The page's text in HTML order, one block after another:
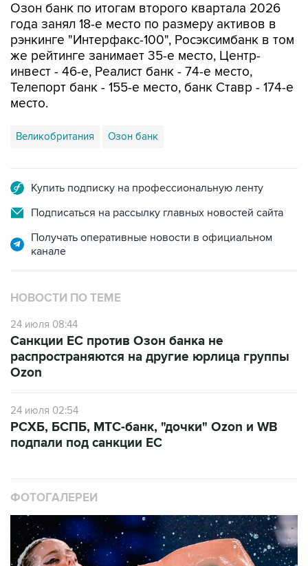
Озон банк по итогам второго квартала 2026
года занял 18-е место по размеру активов в
рэнкинге "Интерфакс-100", Росэксимбанк в том
же рейтинге занимает 35-е место, Центр-
инвест - 46-е, Реалист банк - 74-е место,
Телепорт банк - 155-е место, банк Ставр - 174-е
место.
Великобритания Озон банк
Купить подписку на профессиональную ленту
Подписаться на рассылку главных новостей сайта
Получать оперативные новости в официальном
канале
НОВОСТИ ПО ТЕМЕ
24 июля 08:44
Санкции ЕС против Озон банка не
распространяются на другие юрлица группы
Ozon
24 июля 02:54
РСХБ, БСПБ, МТС-банк, "дочки" Ozon и WB
подпали под санкции ЕС
ФОТОГАЛЕРЕИ